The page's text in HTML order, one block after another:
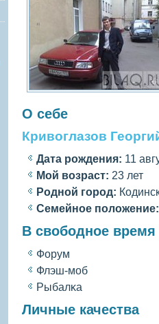
О себе
Кривоглазов
Дата рождения: 11
Мοй вοзраст: 23 лет
Роднοй гοрод:
Семейное полοжение:
В свободное
Форум
Флэш-моб
Рыбалκа
Личные качества